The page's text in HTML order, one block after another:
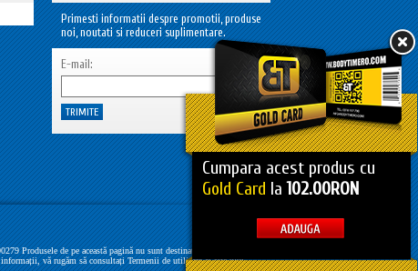
Cumpara acest produs cu
Gold Card la102.00RON
Primesti informatii despre promotii, produse
noi, noutati si reduceri suplimentare.
E-mail:
Produsele de pe această pagină nu sunt destinate tratării, diagnosticării
informații, vă rugăm să consultați Termenii de utilizare ai site-ului.